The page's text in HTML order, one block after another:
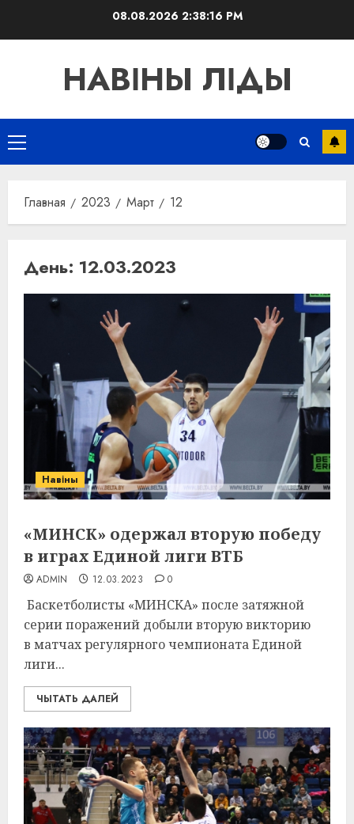
08.08.20262:38:17 PM
НАВІНЫ ЛІДЫ
Основное
меню
Главная 2023 Март 12
День: 12.03.2023
Навіны
«МИНСК» одержал вторую победу
в играх Единой лиги ВТБ
ADMIN 12.03.2023 0
Баскетболисты «МИНСКА» после затяжной
серии поражений добыли вторую викторию
в матчах регулярного чемпионата Единой
лиги...
ЧЫТАТЬ ДАЛЕЙ